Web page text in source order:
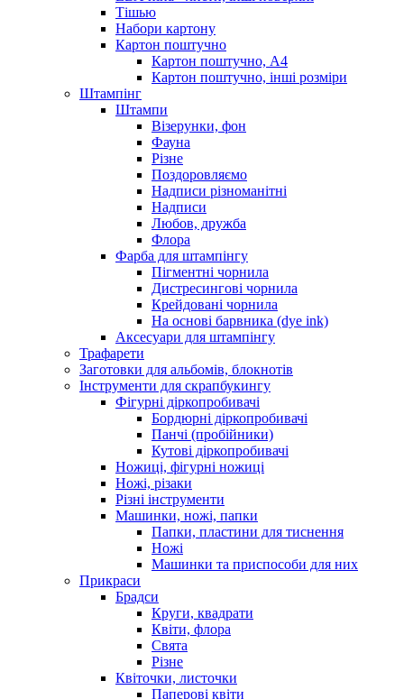
Тішью
Набори картону
Картон поштучно
Картон поштучно, А4
Картон поштучно, інші розміри
Штампінг
Штампи
Візерунки, фон
Фауна
Різне
Поздоровляємо
Надписи різноманітні
Надписи
Любов, дружба
Флора
Фарба для штампінгу
Пігментні чорнила
Дистресингові чорнила
Крейдовані чорнила
На основі барвника (dye ink)
Аксесуари для штампінгу
Трафарети
Заготовки для альбомів, блокнотів
Інструменти для скрапбукингу
Фігурні діркопробивачі
Бордюрні діркопробивачі
Панчі (пробійники)
Кутові діркопробивачі
Ножиці, фігурні ножиці
Ножі, різаки
Різні інструменти
Машинки, ножі, папки
Папки, пластини для тиснення
Ножі
Машинки та приспособи для них
Прикраси
Брадси
Круги, квадрати
Квіти, флора
Свята
Різне
Квіточки, листочки
Паперові квіти